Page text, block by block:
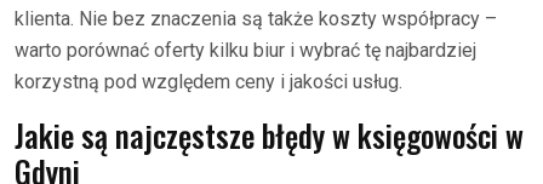
klienta. Nie bez znaczenia są także koszty współpracy –
warto porównać oferty kilku biur i wybrać tę najbardziej
korzystną pod względem ceny i jakości usług.
Jakie są najczęstsze błędy w księgowości w
Gdyni